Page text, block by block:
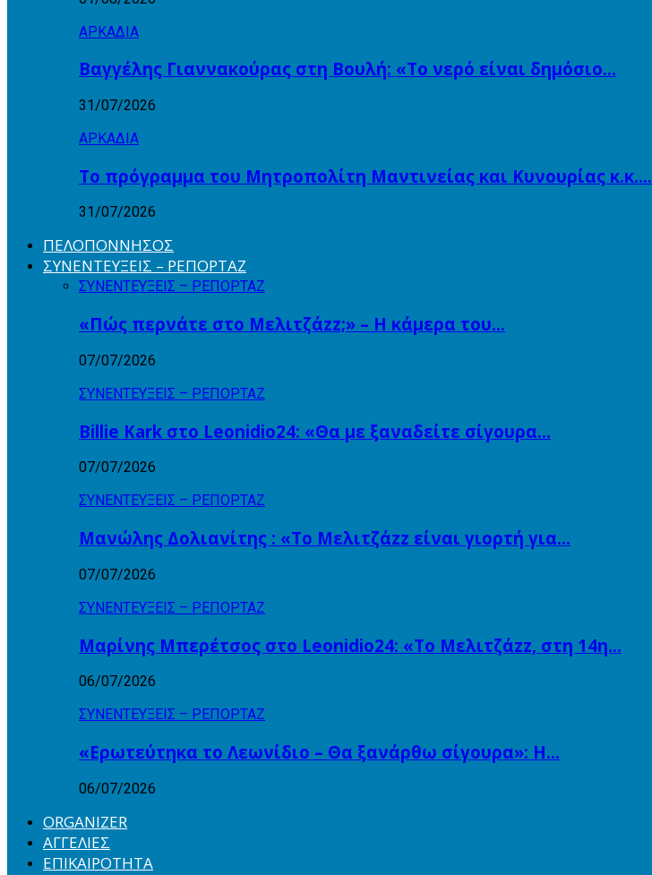
ΑΡΚΑΔΙΑ
Βαγγέλης Γιαννακούρας στη Βουλή: «Το νερό είναι δημόσιο…
31/07/2026
ΑΡΚΑΔΙΑ
Το πρόγραμμα του Μητροπολίτη Μαντινείας και Κυνουρίας κ.κ….
31/07/2026
ΠΕΛΟΠΟΝΝΗΣΟΣ
ΣΥΝΕΝΤΕΥΞΕΙΣ – ΡΕΠΟΡΤΑΖ
ΣΥΝΕΝΤΕΥΞΕΙΣ – ΡΕΠΟΡΤΑΖ
«Πώς περνάτε στο Μελιτζάzz;» – Η κάμερα του…
07/07/2026
ΣΥΝΕΝΤΕΥΞΕΙΣ – ΡΕΠΟΡΤΑΖ
Billie Kark στο Leonidio24: «Θα με ξαναδείτε σίγουρα…
07/07/2026
ΣΥΝΕΝΤΕΥΞΕΙΣ – ΡΕΠΟΡΤΑΖ
Μανώλης Δολιανίτης : «Το Μελιτζάzz είναι γιορτή για…
07/07/2026
ΣΥΝΕΝΤΕΥΞΕΙΣ – ΡΕΠΟΡΤΑΖ
Μαρίνης Μπερέτσος στο Leonidio24: «Το Μελιτζάzz, στη 14η…
06/07/2026
ΣΥΝΕΝΤΕΥΞΕΙΣ – ΡΕΠΟΡΤΑΖ
«Ερωτεύτηκα το Λεωνίδιο – Θα ξανάρθω σίγουρα»: Η…
06/07/2026
ORGANIZER
ΑΓΓΕΛΙΕΣ
ΕΠΙΚΑΙΡΟΤΗΤΑ